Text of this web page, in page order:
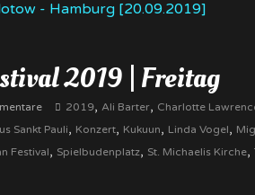
2019 | Freitag
2019, Ali Barter, Charlotte
Sankt Pauli, Konzert, Kukuun, Linda Vogel,
Festival, Spielbudenplatz, St. Michaelis Kirche,